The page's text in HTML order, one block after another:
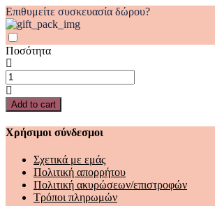
Επιθυμείτε συσκευασία δώρου?
Ποσότητα
ΣΤΥΛΟ
ME
6
ΧΡΩΜΑΤΑ
FROZEN
2
Add to cart
Χρήσιμοι σύνδεσμοι
Σχετικά με εμάς
Πολιτική απορρήτου
Πολιτική ακυρώσεων/επιστροφών
Τρόποι πληρωμών